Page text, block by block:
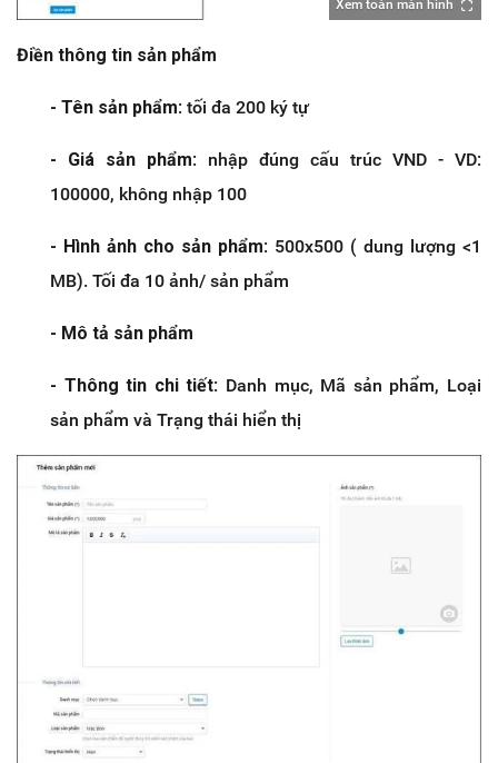
Xem toàn màn hình
Điền thông tin sản phẩm
- Tên sản phẩm: tối đa 200 ký tự
- Giá sản phẩm: nhập đúng cấu trúc VND - VD:
100000, không nhập 100
- Hình ảnh cho sản phẩm: 500x500 ( dung lượng <1
MB). Tối đa 10 ảnh/ sản phẩm
- Mô tả sản phẩm
- Thông tin chi tiết: Danh mục, Mã sản phẩm, Loại
sản phẩm và Trạng thái hiển thị